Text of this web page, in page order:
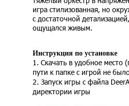
игра стилизованная, но
с достаточной
ощущался живым.
Инструкция по установке
1. Скачать в удобное место
пути к папке с игрой не
2. Запуск игры с файла
директории игры